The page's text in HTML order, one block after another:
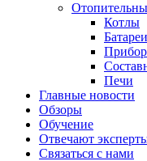
Котлы
Печи
Главные новости
Обзоры
Обучение
Отвечают
Связаться с нами